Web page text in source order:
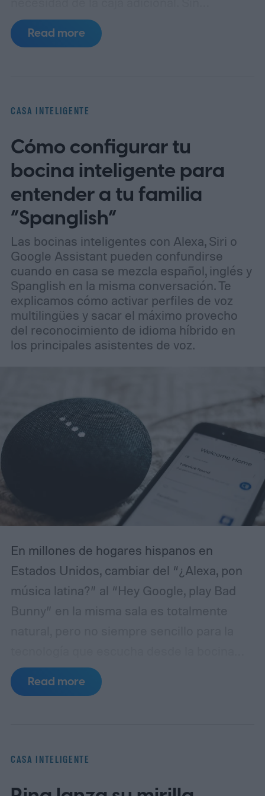
embargo, la última gama CINEMA Series 2
de Marantz te obliga a prestar atención a
para atraer tanto a entusiastas como a
profesionales.
Read more
CASA INTELIGENTE
Cómo configurar tu
bocina inteligente para
entender a tu familia
“Spanglish”
Las bocinas inteligentes con Alexa, Siri o
Google Assistant pueden confundirse
cuando en casa se mezcla español, inglés y
Spanglish en la misma conversación. Te
explicamos cómo activar perfiles de voz
multilingües y sacar el máximo provecho
del reconocimiento de idioma híbrido en
los principales asistentes de voz.
En millones de hogares hispanos en
Estados Unidos, cambiar del “¿Alexa, pon
música latina?” al “Hey Google, play Bad
Bunny” en la misma sala es totalmente
inteligente. El bilingüismo y la fluidez
lingüística forman parte de la identidad
asistentes de voz han avanzado rápido para
Read more
CASA INTELIGENTE